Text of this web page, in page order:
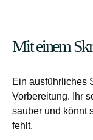
Mit einem
Ein ausführliches
Vorbereitung. Ihr
sauber und könnt
fehlt.